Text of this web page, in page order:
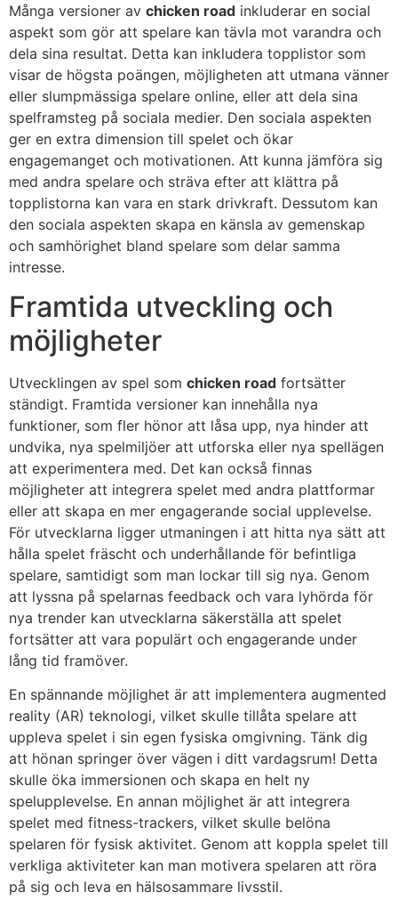
Många versioner av chicken road inkluderar en social
aspekt som gör att spelare kan tävla mot varandra och
dela sina resultat. Detta kan inkludera topplistor som
visar de högsta poängen, möjligheten att utmana vänner
eller slumpmässiga spelare online, eller att dela sina
spelframsteg på sociala medier. Den sociala aspekten
ger en extra dimension till spelet och ökar
engagemanget och motivationen. Att kunna jämföra sig
med andra spelare och sträva efter att klättra på
topplistorna kan vara en stark drivkraft. Dessutom kan
den sociala aspekten skapa en känsla av gemenskap
och samhörighet bland spelare som delar samma
intresse.
Framtida utveckling och
möjligheter
Utvecklingen av spel som chicken road fortsätter
ständigt. Framtida versioner kan innehålla nya
funktioner, som fler hönor att låsa upp, nya hinder att
undvika, nya spelmiljöer att utforska eller nya spellägen
att experimentera med. Det kan också finnas
möjligheter att integrera spelet med andra plattformar
eller att skapa en mer engagerande social upplevelse.
För utvecklarna ligger utmaningen i att hitta nya sätt att
hålla spelet fräscht och underhållande för befintliga
spelare, samtidigt som man lockar till sig nya. Genom
att lyssna på spelarnas feedback och vara lyhörda för
nya trender kan utvecklarna säkerställa att spelet
fortsätter att vara populärt och engagerande under
lång tid framöver.
En spännande möjlighet är att implementera augmented
reality (AR) teknologi, vilket skulle tillåta spelare att
uppleva spelet i sin egen fysiska omgivning. Tänk dig
att hönan springer över vägen i ditt vardagsrum! Detta
skulle öka immersionen och skapa en helt ny
spelupplevelse. En annan möjlighet är att integrera
spelet med fitness-trackers, vilket skulle belöna
spelaren för fysisk aktivitet. Genom att koppla spelet till
verkliga aktiviteter kan man motivera spelaren att röra
på sig och leva en hälsosammare livsstil.